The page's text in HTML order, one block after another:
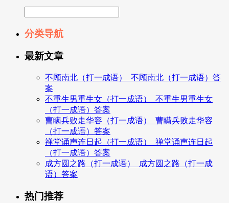
分类导航
最新文章
不顾南北（打一成语）_不顾南北（打一成语）答
案
不重生男重生女（打一成语）_不重生男重生女
（打一成语）答案
曹瞒兵败走华容（打一成语）_曹瞒兵败走华容
（打一成语）答案
禅堂诵声连日起（打一成语）_禅堂诵声连日起
（打一成语）答案
成方圆之路（打一成语）_成方圆之路（打一成
语）答案
热门推荐